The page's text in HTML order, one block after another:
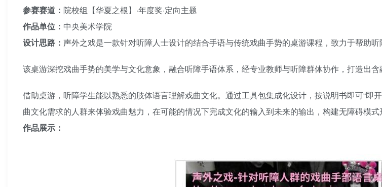
参赛赛道： 院校组【华夏之根】·年度奖·定向主题
作品单位： 中央美术学院
设计思路： 声外之戏是一款针对听障人士设计的结合手语与传统戏曲手势的桌游课程，致力于帮助听
该桌游深挖戏曲手势的美学与文化意象，融合听障手语体系，经专业教师与听障群体协作，打造出
借助桌游，听障学生能以熟悉的肢体语言理解戏曲文化。通过工具包集成化设计，按说明书即可“
曲文化需求的人群来体验戏曲魅力，在可能的情况下完成文化的输入到未来的输出，构建无障碍模式
作品展示：